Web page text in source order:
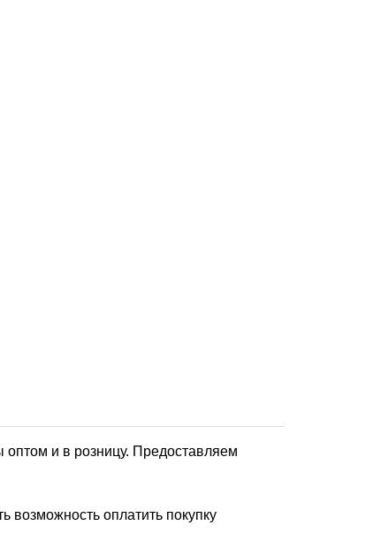
и в розницу. Предоставляем
оплатить покупку